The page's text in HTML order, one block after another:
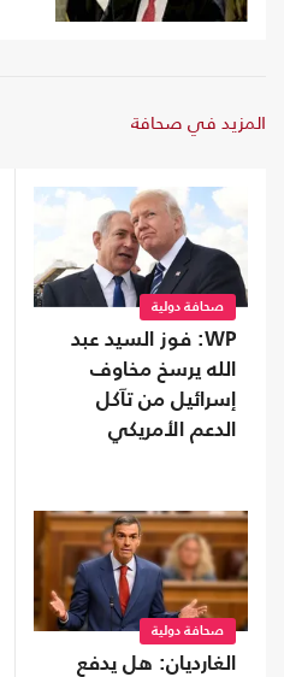
المزيد في صحافة
صحافة دولية
WP: فوز السيد عبد
الله يرسخ مخاوف
إسرائيل من تآكل
الدعم الأمريكي
صحافة دولية
الغارديان: هل يدفع